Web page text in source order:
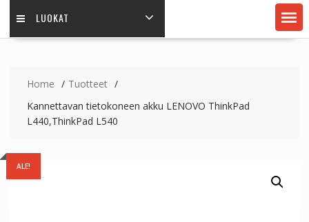
LUOKAT
Home
Tuotteet
Kannettavan tietokoneen akku LENOVO ThinkPad
L440,ThinkPad L540
ALE!